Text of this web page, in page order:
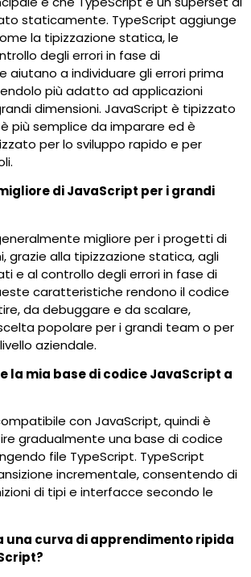
staticamente. TypeScript aggiunge
la tipizzazione statica, le
degli errori in fase di
aiutano a individuare gli errori prima
più adatto ad applicazioni
dimensioni. JavaScript è tipizzato
più semplice da imparare ed è
per lo sviluppo rapido e per
di JavaScript per i grandi
migliore per i progetti di
grazie alla tipizzazione statica, agli
e al controllo degli errori in fase di
caratteristiche rendono il codice
da debuggare e da scalare,
popolare per i grandi team o per
aziendale.
la mia base di codice JavaScript a
con JavaScript, quindi è
gradualmente una base di codice
file TypeScript. TypeScript
incrementale, consentendo di
di tipi e interfacce secondo le
una curva di apprendimento ripida